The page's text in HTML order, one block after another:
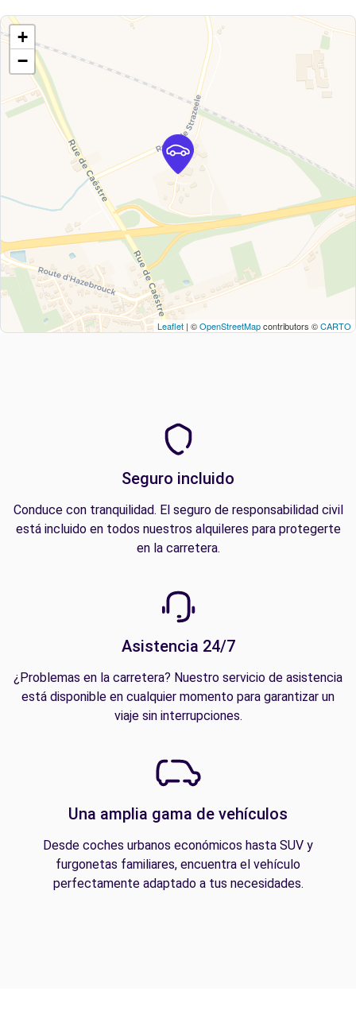
+
−
Leaflet | ©OpenStreetMapcontributors ©CARTO
Seguro incluido
Conduce con tranquilidad. El seguro de responsabilidad civil
está incluido en todos nuestros alquileres para protegerte
en la carretera.
Asistencia 24/7
¿Problemas en la carretera? Nuestro servicio de asistencia
está disponible en cualquier momento para garantizar un
viaje sin interrupciones.
Una amplia gama de vehículos
Desde coches urbanos económicos hasta SUV y
furgonetas familiares, encuentra el vehículo
perfectamente adaptado a tus necesidades.